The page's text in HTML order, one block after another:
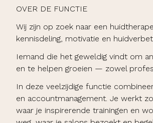
OVER DE FUNCTIE
Wij zijn op zoek naar een
kennisdeling, motivatie en
Iemand die het geweldig vindt om
en te helpen groeien — zowel
In deze veelzijdige functie
en accountmanagement. Je werkt
waar je inspirerende trainingen en